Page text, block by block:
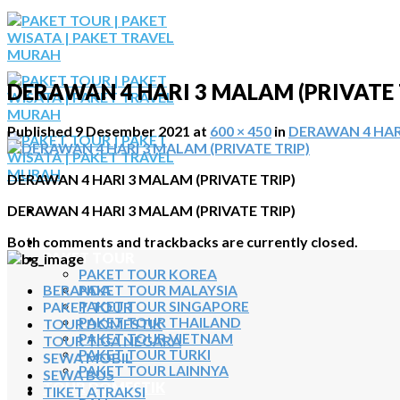
Skip
to
content
BERANDA
PAKET TOUR
PAKET TOUR KOREA
PAKET TOUR MALAYSIA
PAKET TOUR SINGAPORE
PAKET TOUR THAILAND
PAKET TOUR VIETNAM
PAKET TOUR TURKI
PAKET TOUR LAINNYA
TOUR DOMESTIK
DERAWAN 4 HARI 3 MALAM (PRIVATE
Published 9 Desember 2021 at 600 × 450 in DERAWAN 4
DERAWAN 4 HARI 3 MALAM (PRIVATE TRIP)
DERAWAN 4 HARI 3 MALAM (PRIVATE TRIP)
Both comments and trackbacks are currently closed.
BERANDA
PAKET TOUR
TOUR DOMESTIK
TOUR TIGA NEGARA
SEWA MOBIL
SEWA BUS
TIKET ATRAKSI